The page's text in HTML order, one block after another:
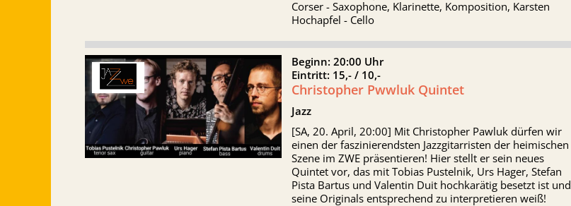
Corser - Saxophone, Klarinette, Komposition, Karsten
Hochapfel - Cello
Beginn: 20:00 Uhr
Eintritt: 15,- / 10,-
Christopher Pwwluk Quintet
Jazz
[SA, 20. April, 20:00] Mit Christopher Pawluk dürfen wir
einen der faszinierendsten Jazzgitarristen der heimischen
Szene im ZWE präsentieren! Hier stellt er sein neues
Quintet vor, das mit Tobias Pustelnik, Urs Hager, Stefan
Pista Bartus und Valentin Duit hochkarätig besetzt ist und
seine Originals entsprechend zu interpretieren weiß!